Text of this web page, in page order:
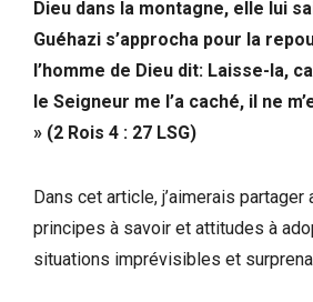
Dieu dans la montagne, elle lui
Guéhazi s’approcha pour la
l’homme de Dieu dit: Laisse-la,
le Seigneur me l’a caché, il ne
» (2 Rois 4 : 27 LSG)
Dans cet article, j’aimerais partager
principes à savoir et attitudes à
situations imprévisibles et